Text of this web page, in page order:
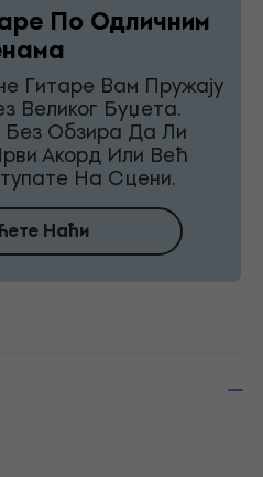
По Одличним
Гитаре Вам Пружају
Великог Буџета.
Обзира Да Ли
Акорд Или Већ
На Сцени.
Наћи